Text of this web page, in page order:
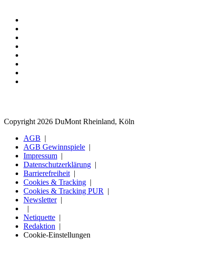
Copyright 2026 DuMont Rheinland, Köln
AGB
AGB Gewinnspiele
Impressum
Datenschutzerklärung
Barrierefreiheit
Cookies & Tracking
Cookies & Tracking PUR
Newsletter
Netiquette
Redaktion
Cookie-Einstellungen